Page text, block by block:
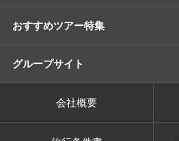
おすすめツアー特集
グループサイト
会社概要